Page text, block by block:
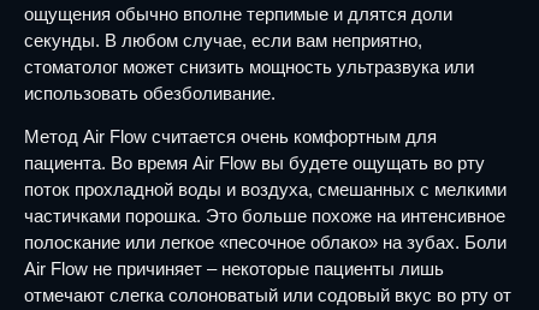
ощущения обычно вполне терпимые и длятся доли
секунды. В любом случае, если вам неприятно,
стоматолог может снизить мощность ультразвука или
использовать обезболивание.
Метод Air Flow считается очень комфортным для
пациента. Во время Air Flow вы будете ощущать во рту
поток прохладной воды и воздуха, смешанных с мелкими
частичками порошка. Это больше похоже на интенсивное
полоскание или легкое «песочное облако» на зубах. Боли
Air Flow не причиняет – некоторые пациенты лишь
отмечают слегка солоноватый или содовый вкус во рту от